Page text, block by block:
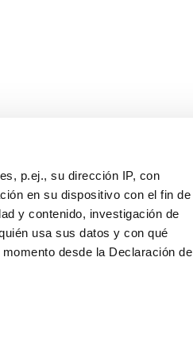
p.ej., su dirección IP, con
en su dispositivo con el fin de
y contenido, investigación de
usa sus datos y con qué
desde la Declaración de